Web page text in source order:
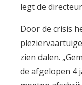
legt de
Door de crisis
zien dalen.
de afgelopen 4